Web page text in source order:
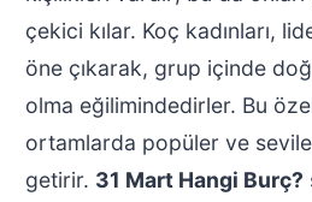
çekici kılar. Koç kadınları,
öne çıkarak, grup içinde
olma eğilimindedirler. Bu
ortamlarda popüler ve
getirir. 31 Mart Hangi Burç?